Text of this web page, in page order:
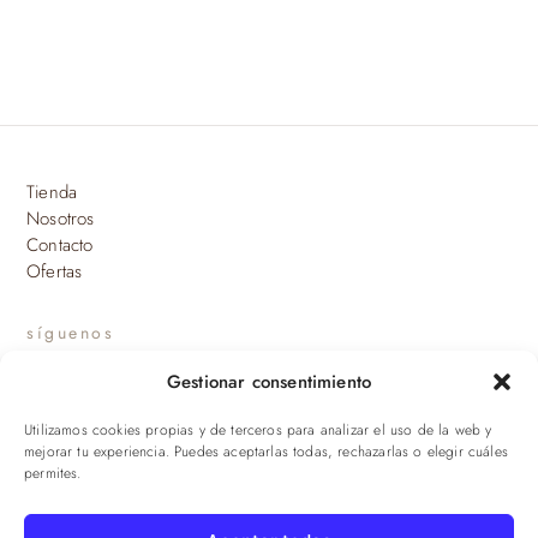
Gestionar consentimiento
Utilizamos cookies propias y de terceros para analizar el uso de la web y
mejorar tu experiencia. Puedes aceptarlas todas, rechazarlas o elegir cuáles
permites.
Tienda
Nosotros
Contacto
Ofertas
síguenos
suscríbete a nuestras novedades